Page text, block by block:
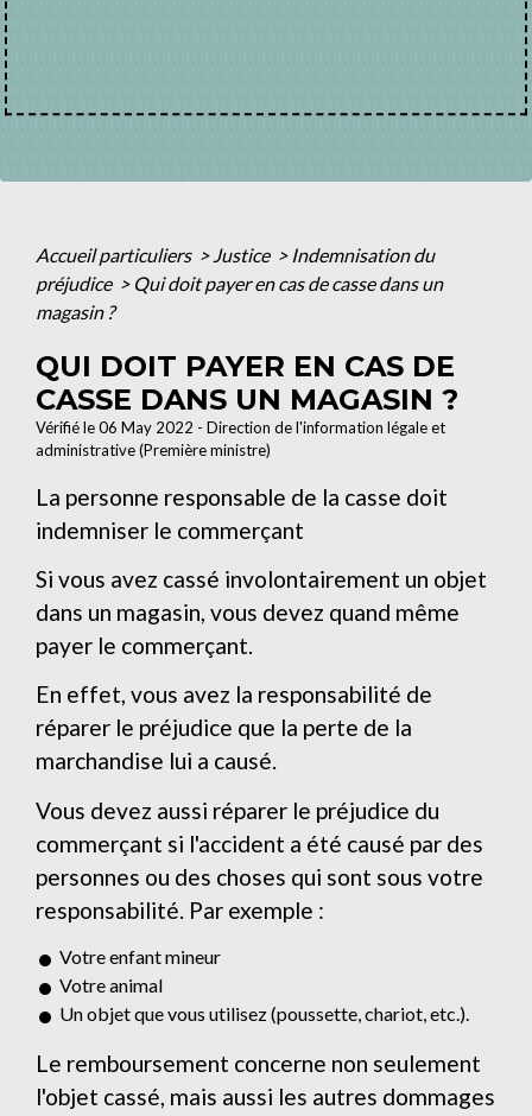
Accueil particuliers > Justice > Indemnisation du
préjudice > Qui doit payer en cas de casse dans un
magasin ?
QUI DOIT PAYER EN CAS DE
CASSE DANS UN MAGASIN ?
Vérifié le 06 May 2022 - Direction de l'information légale et
administrative (Première ministre)
La personne responsable de la casse doit
indemniser le commerçant
Si vous avez cassé involontairement un objet
dans un magasin, vous devez quand même
payer le commerçant.
En effet, vous avez la responsabilité de
réparer le préjudice que la perte de la
marchandise lui a causé.
Vous devez aussi réparer le préjudice du
commerçant si l'accident a été causé par des
personnes ou des choses qui sont sous votre
responsabilité. Par exemple :
Votre enfant mineur
Votre animal
Un objet que vous utilisez (poussette, chariot, etc.).
Le remboursement concerne non seulement
l'objet cassé, mais aussi les autres dommages